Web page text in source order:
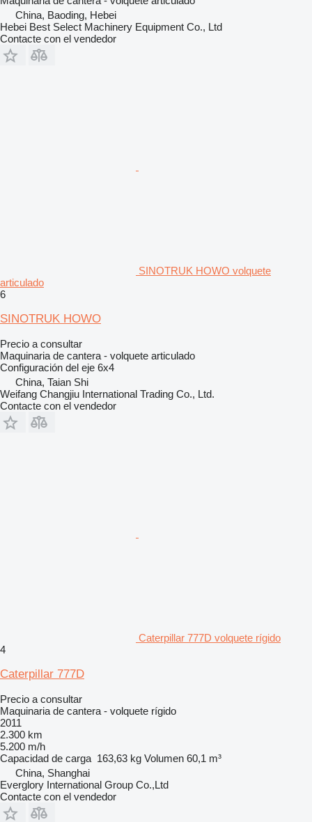
China, Baoding, Hebei
Hebei Best Select Machinery Equipment Co., Ltd
Contacte con el vendedor
SINOTRUK HOWO volquete
articulado
6
SINOTRUK HOWO
Precio a consultar
Maquinaria de cantera - volquete articulado
Configuración del eje 6x4
China, Taian Shi
Weifang Changjiu International Trading Co., Ltd.
Contacte con el vendedor
Caterpillar 777D volquete rígido
4
Caterpillar 777D
Precio a consultar
Maquinaria de cantera - volquete rígido
2011
2.300 km
5.200 m/h
Capacidad de carga 163,63 kg Volumen 60,1 m³
China, Shanghai
Everglory International Group Co.,Ltd
Contacte con el vendedor